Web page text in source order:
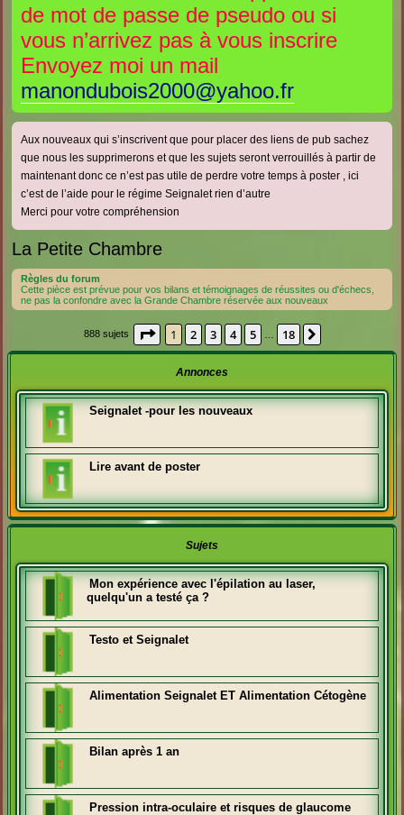
de mot de passe de pseudo ou si
vous n’arrivez pas à vous inscrire
Envoyez moi un mail
manondubois2000@yahoo.fr
Aux nouveaux qui s’inscrivent que pour placer des liens de pub sachez
que nous les supprimerons et que les sujets seront verrouillés à partir de
maintenant donc ce n’est pas utile de perdre votre temps à poster , ici
c’est de l’aide pour le régime Seignalet rien d’autre
Merci pour votre compréhension
La Petite Chambre
Règles du forum
Cette pièce est prévue pour vos bilans et témoignages de réussites ou d'échecs,
ne pas la confondre avec la Grande Chambre réservée aux nouveaux
888 sujets Page 1sur18
1 2 3 4 5 18
Annonces
Seignalet -pour les nouveaux
Lire avant de poster
Sujets
Mon expérience avec l'épilation au laser,
quelqu'un a testé ça ?
Testo et Seignalet
Alimentation Seignalet ET Alimentation Cétogène
Bilan après 1 an
Pression intra-oculaire et risques de glaucome